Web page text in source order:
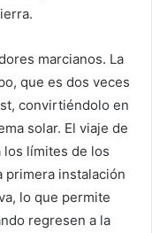
marcianos. La
que es dos veces
convirtiéndolo en
solar. El viaje de
los límites de los
primera instalación
lo que permite
regresen a la